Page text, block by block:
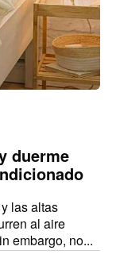
duerme
las altas
al aire
embargo, no...